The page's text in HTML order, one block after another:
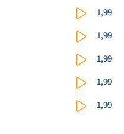
1,99
1,99
1,99
1,99
1,99